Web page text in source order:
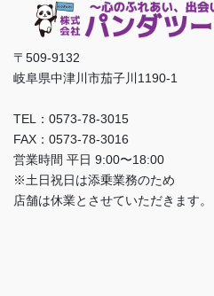
〒509-9132
岐阜県中津川市茄子川1190-1
TEL：0573-78-3015
FAX：0573-78-3016
営業時間 平日 9:00〜18:00
※土日祝日は添乗業務のため
店舗は休業とさせていただきます。